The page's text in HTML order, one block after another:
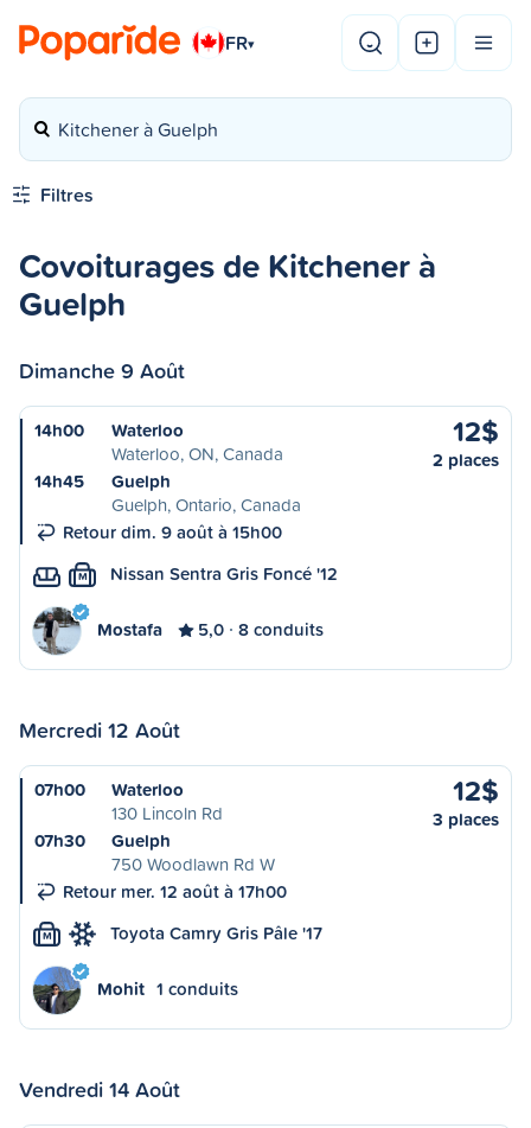
FR▾
Kitchener à Guelph
Filtres
Covoiturages de Kitchener à
Guelph
Dimanche 9 Août
14h00
Waterloo
Waterloo, ON, Canada
14h45
Guelph
Guelph, Ontario, Canada
Retour dim. 9 août à 15h00
12$
2 places
M Nissan Sentra Gris Foncé '12
Mostafa 5,0 8 conduits
Mercredi 12 Août
07h00
Waterloo
130 Lincoln Rd
07h30
Guelph
750 Woodlawn Rd W
Retour mer. 12 août à 17h00
12$
3 places
M Toyota Camry Gris Pâle '17
Mohit 1 conduits
Vendredi 14 Août